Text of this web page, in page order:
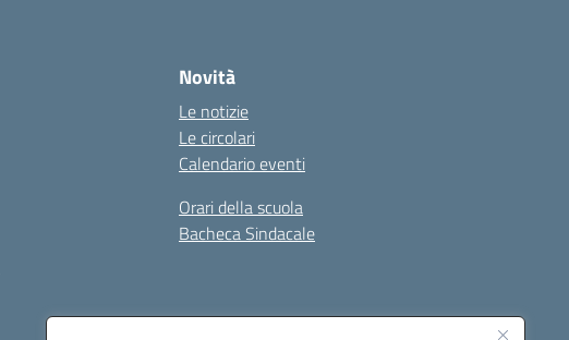
Novità
Le notizie
Le circolari
Calendario eventi
Orari della scuola
Bacheca Sindacale